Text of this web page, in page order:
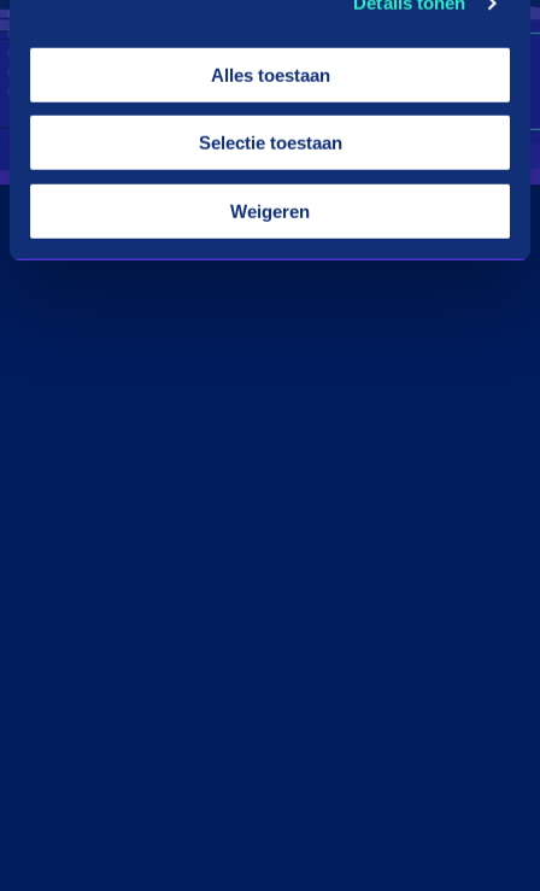
Alles toestaan
Selectie toestaan
Weigeren